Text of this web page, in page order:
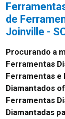
de
Joinville -
Procurando a
Ferramentas
Ferramentas e
Diamantados
Ferramentas
Diamantadas